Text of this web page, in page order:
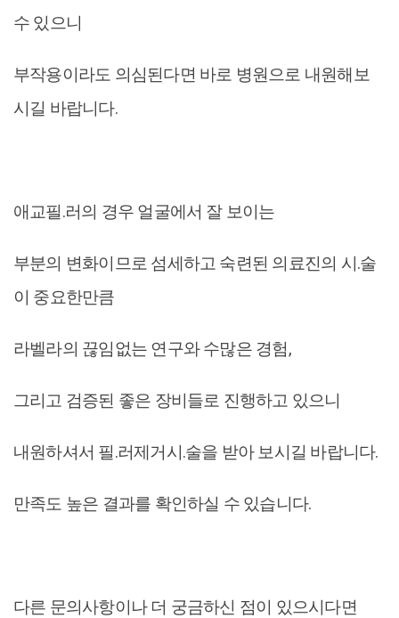
수 있으니
부작용이라도 의심된다면 바로 병원으로 내원해보
시길 바랍니다.
애교필.러의 경우 얼굴에서 잘 보이는
부분의 변화이므로 섬세하고 숙련된 의료진의 시.술
이 중요한만큼
라벨라의 끊임없는 연구와 수많은 경험,
그리고 검증된 좋은 장비들로 진행하고 있으니
내원하셔서 필.러제거시.술을 받아 보시길 바랍니다.
만족도 높은 결과를 확인하실 수 있습니다.
다른 문의사항이나 더 궁금하신 점이 있으시다면